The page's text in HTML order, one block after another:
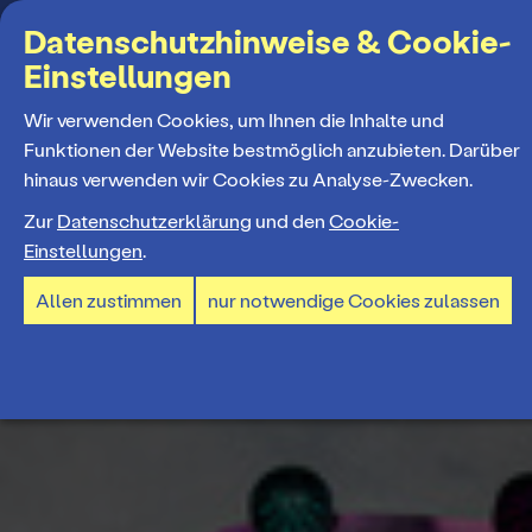
Suchbegriff
MENÜ
Programm
Spielplan
Spielzeiteröffnung
Tickets und Abos
Ticketpreise & Saalplan
Mitmachen
Datenschutzhinweise & Cookie-
Einstellungen
Wir verwenden Cookies, um Ihnen die Inhalte und
Funktionen der Website bestmöglich anzubieten. Darüber
hinaus verwenden wir Cookies zu Analyse-Zwecken.
Zur Datenschutzerklärung und den Cookie-
Einstellungen.
Allen zustimmen nur notwendige Cookies zulassen